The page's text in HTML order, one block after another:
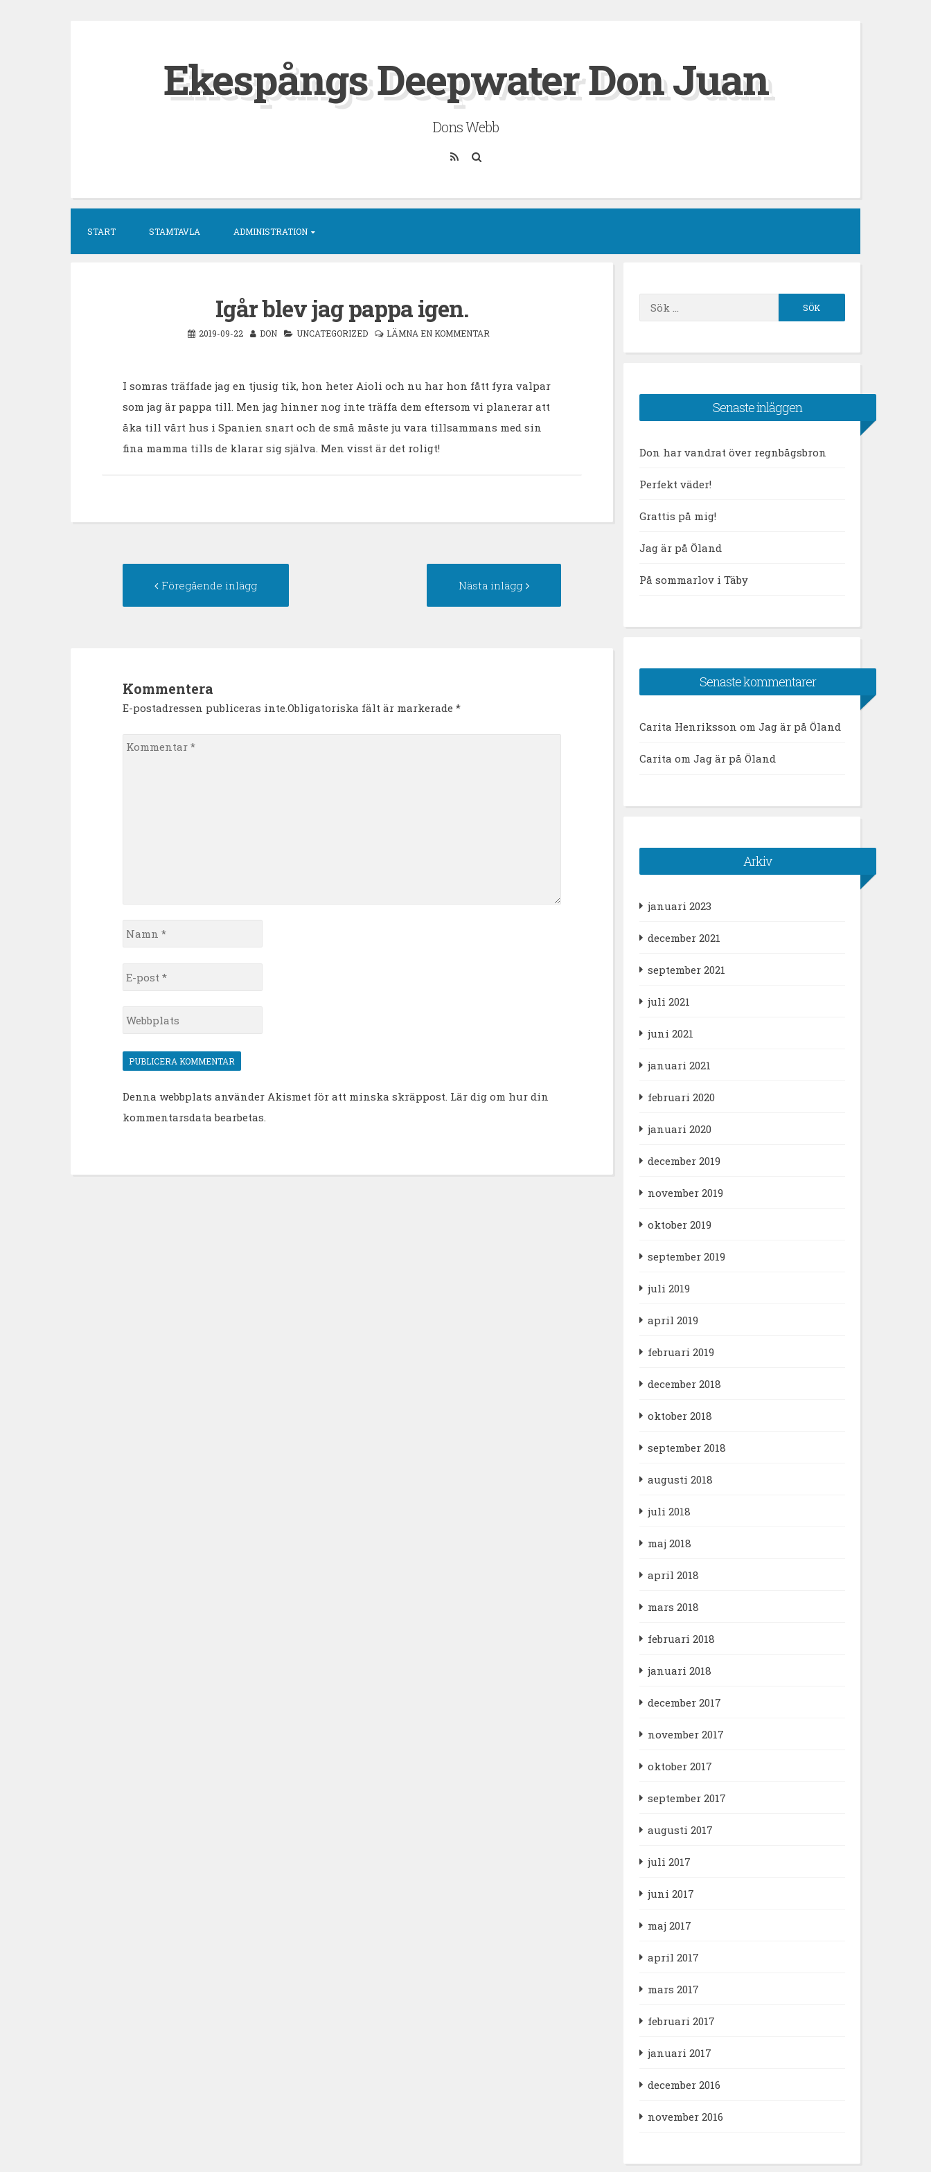
Ekespångs Deepwater Don Juan
Dons Webb
RSS
START STAMTAVLA ADMINISTRATION
Igår blev jag pappa igen.
2019-09-22 DON UNCATEGORIZED LÄMNA EN KOMMENTAR
I somras träffade jag en tjusig tik, hon heter Aioli och nu har hon fått fyra valpar
som jag är pappa till. Men jag hinner nog inte träffa dem eftersom vi planerar att
åka till vårt hus i Spanien snart och de små måste ju vara tillsammans med sin
fina mamma tills de klarar sig själva. Men visst är det roligt!
Föregående inlägg Nästa inlägg
Kommentera
E-postadressen publiceras inte.Obligatoriska fält är markerade *
Kommentar
Namn
*
E-
post
*Webbplats
Denna webbplats använder Akismet för att minska skräppost. Lär dig om hur din
kommentarsdata bearbetas.
efter:
Senaste inläggen
Don har vandrat över regnbågsbron
Perfekt väder!
Grattis på mig!
Jag är på Öland
På sommarlov i Täby
Senaste kommentarer
Carita Henriksson om Jag är på Öland
Carita om Jag är på Öland
Arkiv
januari 2023
december 2021
september 2021
juli 2021
juni 2021
januari 2021
februari 2020
januari 2020
december 2019
november 2019
oktober 2019
september 2019
juli 2019
april 2019
februari 2019
december 2018
oktober 2018
september 2018
augusti 2018
juli 2018
maj 2018
april 2018
mars 2018
februari 2018
januari 2018
december 2017
november 2017
oktober 2017
september 2017
augusti 2017
juli 2017
juni 2017
maj 2017
april 2017
mars 2017
februari 2017
januari 2017
december 2016
november 2016